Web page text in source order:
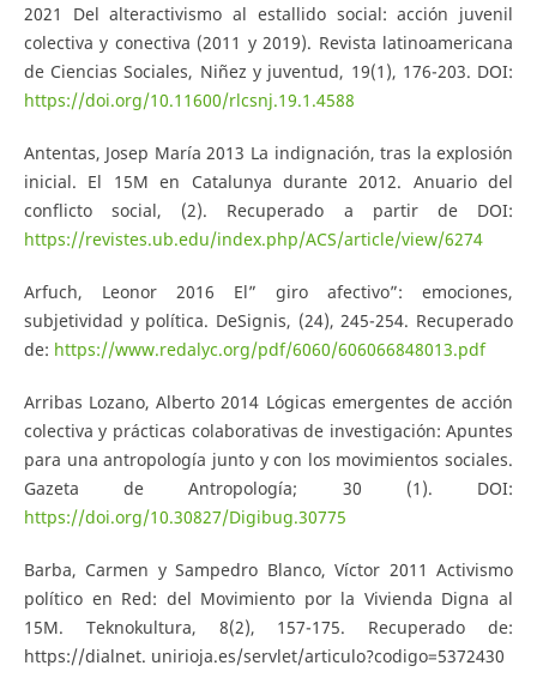
2021 Del alteractivismo al estallido social: acción juvenil
colectiva y conectiva (2011 y 2019). Revista latinoamericana
de Ciencias Sociales, Niñez y juventud, 19(1), 176-203. DOI:
https://doi.org/10.11600/rlcsnj.19.1.4588
Antentas, Josep María 2013 La indignación, tras la explosión
inicial. El 15M en Catalunya durante 2012. Anuario del
conflicto social, (2). Recuperado a partir de DOI:
https://revistes.ub.edu/index.php/ACS/article/view/6274
Arfuch, Leonor 2016 El” giro afectivo”: emociones,
subjetividad y política. DeSignis, (24), 245-254. Recuperado
de: https://www.redalyc.org/pdf/6060/606066848013.pdf
Arribas Lozano, Alberto 2014 Lógicas emergentes de acción
colectiva y prácticas colaborativas de investigación: Apuntes
para una antropología junto y con los movimientos sociales.
Gazeta de Antropología; 30 (1). DOI:
https://doi.org/10.30827/Digibug.30775
Barba, Carmen y Sampedro Blanco, Víctor 2011 Activismo
político en Red: del Movimiento por la Vivienda Digna al
15M. Teknokultura, 8(2), 157-175. Recuperado de:
https://dialnet. unirioja.es/servlet/articulo?codigo=5372430